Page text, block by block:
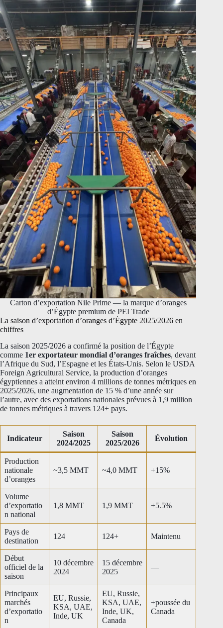
Carton d’exportation Nile Prime — la marque d’oranges
d’Égypte premium de PEI Trade
La saison d’exportation d’oranges d’Égypte 2025/2026 en
chiffres
La saison 2025/2026 a confirmé la position de l’Égypte
comme 1er exportateur mondial d’oranges fraîches, devant
l’Afrique du Sud, l’Espagne et les États-Unis. Selon le USDA
Foreign Agricultural Service, la production d’oranges
égyptiennes a atteint environ 4 millions de tonnes métriques en
2025/2026, une augmentation de 15 % d’une année sur
l’autre, avec des exportations nationales prévues à 1,9 million
de tonnes métriques à travers 124+ pays.
Indicateur
Saison
2024/2025
Saison
2025/2026
Évolution
Production
nationale
d’oranges
~3,5 MMT ~4,0 MMT +15%
Volume
d’exportatio
n national
1,8 MMT 1,9 MMT +5.5%
Pays de
destination
124 124+ Maintenu
Début
officiel de la
saison
10 décembre
2024
15 décembre
2025
—
Principaux
marchés
d’exportatio
n
EU, Russie,
KSA, UAE,
Inde, UK
EU, Russie,
KSA, UAE,
Inde, UK,
Canada
+poussée du
Canada